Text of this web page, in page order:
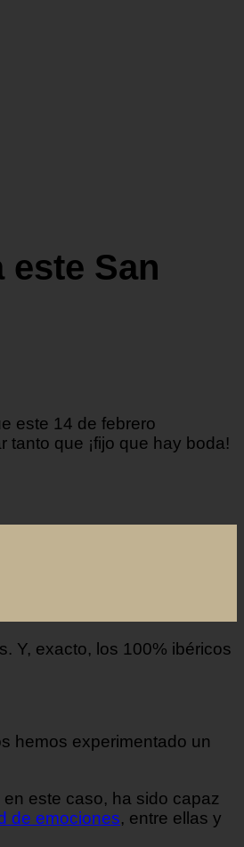
San
este 14 de febrero
que ¡fijo que hay boda!
Y, exacto, los 100% ibéricos
hemos experimentado un
este caso, ha sido capaz
de emociones, entre ellas y